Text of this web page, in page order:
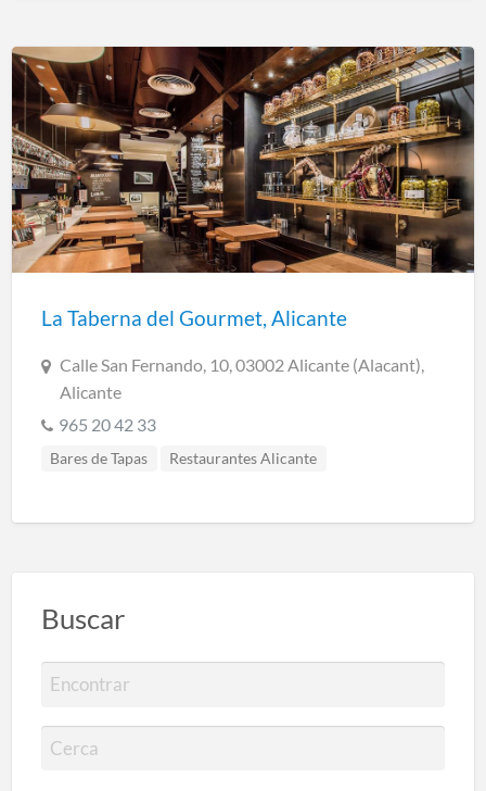
La Taberna del Gourmet, Alicante
Calle San Fernando, 10, 03002 Alicante (Alacant),
Alicante
965 20 42 33
Bares de Tapas Restaurantes Alicante
Buscar